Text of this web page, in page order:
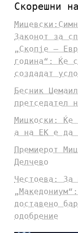
Скорешни
Законот за
„Скопје –
година“: Ќе
создадат
Бесник
претседател
Мицкоски: Ќе
а на ЕК е да
Премиерот
Делчево
Честоева: За
доставено
одобрение